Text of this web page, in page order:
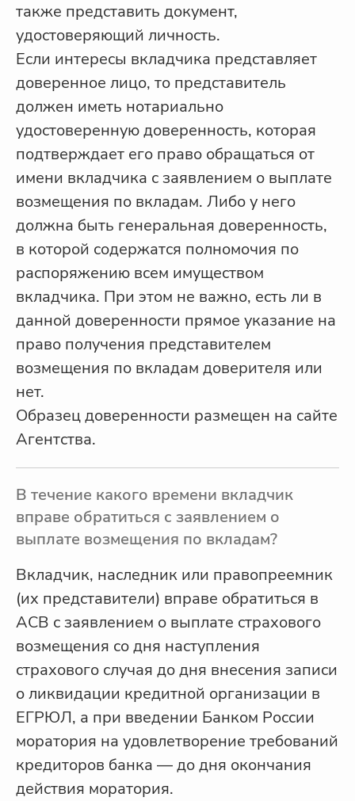
также представить документ,
удостоверяющий личность.
Если интересы вкладчика представляет
доверенное лицо, то представитель
должен иметь нотариально
удостоверенную доверенность, которая
подтверждает его право обращаться от
имени вкладчика с заявлением о выплате
возмещения по вкладам. Либо у него
должна быть генеральная доверенность,
в которой содержатся полномочия по
распоряжению всем имуществом
вкладчика. При этом не важно, есть ли в
данной доверенности прямое указание на
право получения представителем
возмещения по вкладам доверителя или
нет.
Образец доверенности размещен на сайте
Агентства.
В течение какого времени вкладчик
вправе обратиться с заявлением о
выплате возмещения по вкладам?
Вкладчик, наследник или правопреемник
(их представители) вправе обратиться в
АСВ с заявлением о выплате страхового
возмещения со дня наступления
страхового случая до дня внесения записи
о ликвидации кредитной организации в
ЕГРЮЛ, а при введении Банком России
моратория на удовлетворение требований
кредиторов банка — до дня окончания
действия моратория.